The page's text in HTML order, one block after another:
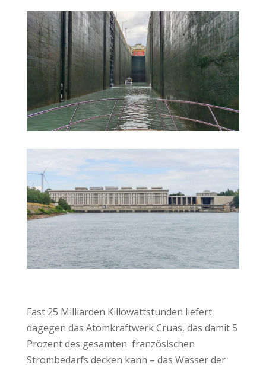
Fast 25 Milliarden Killowattstunden liefert
dagegen das Atomkraftwerk Cruas, das damit 5
Prozent des gesamten französischen
Strombedarfs decken kann – das Wasser der